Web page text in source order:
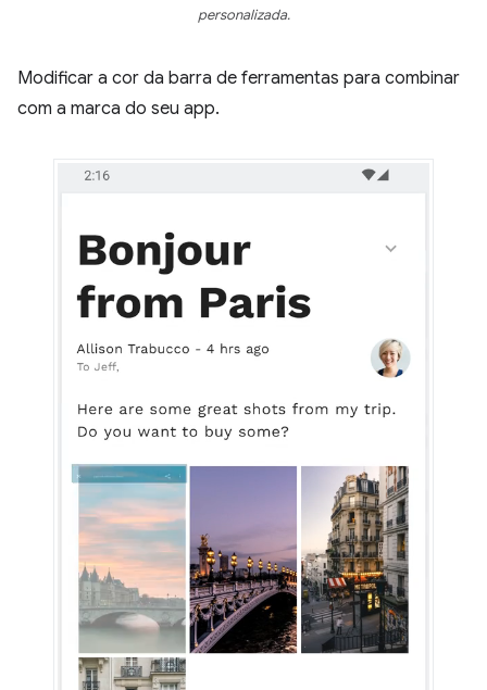
personalizada.
Modificar a cor da barra de ferramentas para combinar
com a marca do seu app.